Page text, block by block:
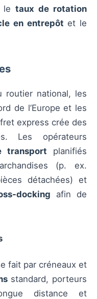
le taux de rotation
en entrepôt et le
routier national, les
de l’Europe et les
express crée des
Les opérateurs
transport planifiés
(p. ex.
détachées) et
docking afin de
fait par créneaux et
standard, porteurs
distance et